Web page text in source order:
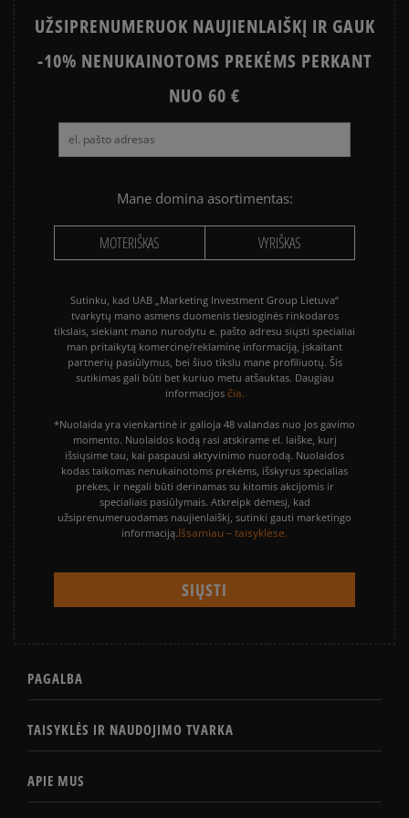
UŽSIPRENUMERUOK NAUJIENLAIŠKĮ IR GAUK
-10% NENUKAINOTOMS PREKĖMS PERKANT
NUO 60 €
Mane domina asortimentas:
MOTERIŠKAS VYRIŠKAS
Sutinku, kad UAB „Marketing Investment Group Lietuva“
tvarkytų mano asmens duomenis tiesioginės rinkodaros
tikslais, siekiant mano nurodytu e. pašto adresu siųsti specialiai
man pritaikytą komercinę/reklaminę informaciją, įskaitant
partnerių pasiūlymus, bei šiuo tikslu mane profiliuotų. Šis
sutikimas gali būti bet kuriuo metu atšauktas. Daugiau
informacijos čia.
*Nuolaida yra vienkartinė ir galioja 48 valandas nuo jos gavimo
momento. Nuolaidos kodą rasi atskirame el. laiške, kurį
išsiųsime tau, kai paspausi aktyvinimo nuorodą. Nuolaidos
kodas taikomas nenukainotoms prekėms, išskyrus specialias
prekes, ir negali būti derinamas su kitomis akcijomis ir
specialiais pasiūlymais. Atkreipk dėmesį, kad
užsiprenumeruodamas naujienlaiškį, sutinki gauti marketingo
informaciją.Išsamiau – taisyklėse.
PAGALBA
TAISYKLĖS IR NAUDOJIMO TVARKA
APIE MUS